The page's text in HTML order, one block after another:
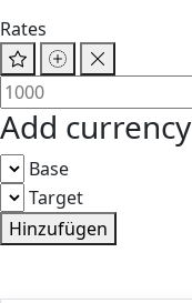
Rates
Add
Base
Target
Hinzufügen